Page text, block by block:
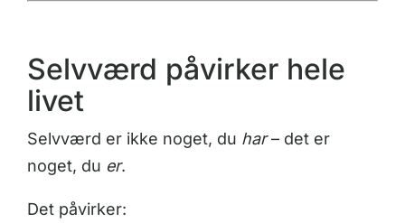
Selvværd påvirker hele
livet
Selvværd er ikke noget, du har– det er
noget, du er.
Det påvirker: